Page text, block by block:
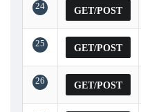
24 GET/POST
25 GET/POST
26 GET/POST